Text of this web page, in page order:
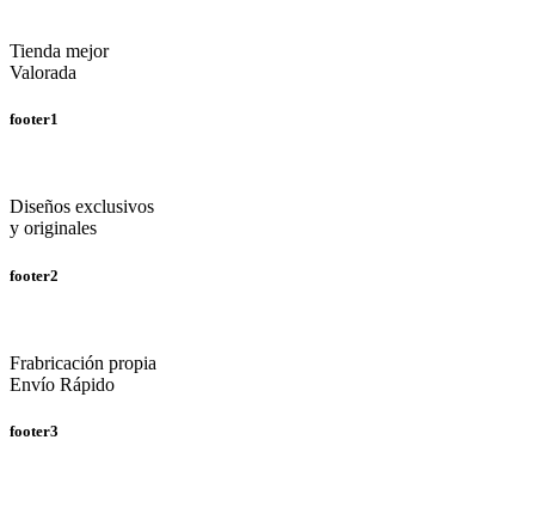
Tienda mejor
Valorada
footer1
Diseños exclusivos
y originales
footer2
Frabricación propia
Envío Rápido
footer3